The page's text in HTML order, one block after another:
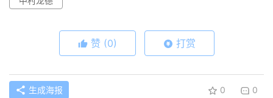
赞 (0) 打赏
生成海报 0 0